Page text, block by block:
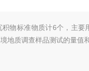
积物标准物质计6个，主要
地质调查样品测试的量值